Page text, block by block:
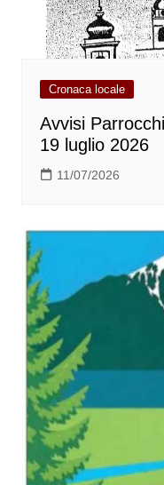
Cronaca locale
Avvisi
19 luglio 2026
11/07/2026